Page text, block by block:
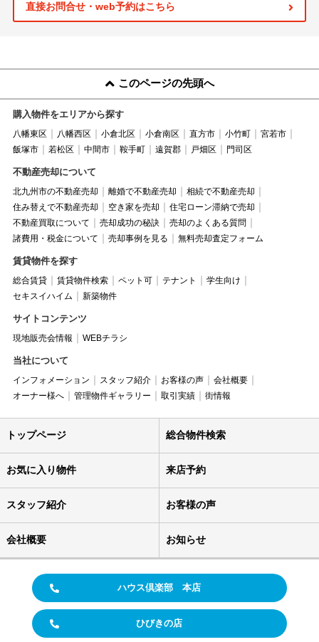
直接お問合せ・web予約はこちら
このページの先頭へ
購入物件をエリアから探す
八幡東区 八幡西区 小倉北区 小倉南区 直方市 小竹町
宮若市
飯塚市
若松区 中間市 鞍手町 遠賀郡 戸畑区 門司区
不動産売却について
北九州市の不動産売却 離婚で不動産売却
相続で不動産売却
住み替えで不動産売却
空き家を売却
住宅ローン滞納で売却
不動産買取について
売却成功の秘訣
売却のよくある質問
諸費用・税金について
売却事例を見る 無料売却査定フォーム
賃貸物件を探す
総合賃貸 賃貸物件検索 ペット可 テナント
学生向け
セキスイハイム
新築物件
サイトコンテンツ
現地販売会情報 WEBチラシ
当社について
インフォメーション スタッフ紹介 お客様の声
会社概要
オーナー様へ
管理物件ギャラリー 取引実績 街情報
トップページ 総合物件検索
お気に入り物件 来店予約
スタッフ紹介 お客様の声
会社概要 お知らせ
ハウス倶楽部 本店
ひびきの店